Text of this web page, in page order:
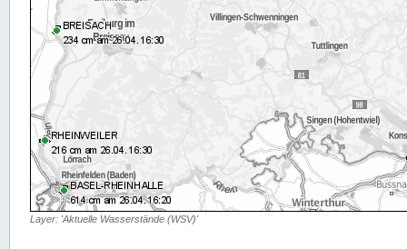
Layer: 'Aktuelle Wasserstände (WSV)'